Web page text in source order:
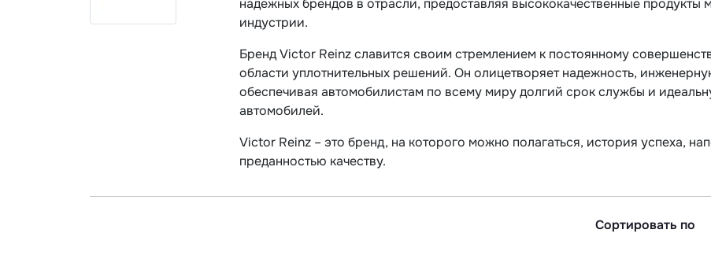
надежных брендов в отрасли, предоставляя высококачественные
индустрии.
Бренд Victor Reinz славится своим стремлением к постоянному
области уплотнительных решений. Он олицетворяет надежность,
обеспечивая автомобилистам по всему миру долгий срок службы и
автомобилей.
Victor Reinz – это бренд, на которого можно полагаться, история успеха,
преданностью качеству.
Сортировать по